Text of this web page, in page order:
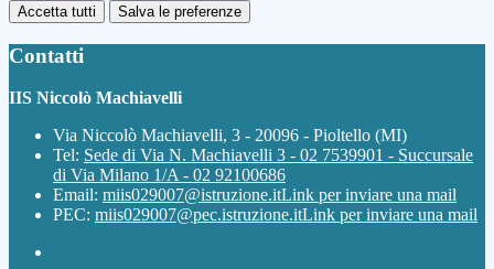
Accetta tutti Salva le preferenze
Contatti
IIS Niccolò Machiavelli
Via Niccolò Machiavelli, 3 - 20096 - Pioltello (MI)
Tel: Sede di Via N. Machiavelli 3 - 02 7539901 - Succursale
di Via Milano 1/A - 02 92100686
Email: miis029007@istruzione.itLink per inviare una mail
PEC: miis029007@pec.istruzione.itLink per inviare una mail